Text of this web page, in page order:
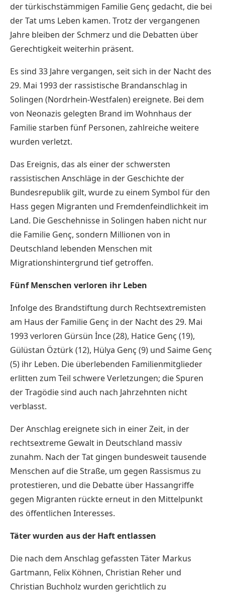
der türkischstämmigen Familie Genç gedacht, die bei
der Tat ums Leben kamen. Trotz der vergangenen
Jahre bleiben der Schmerz und die Debatten über
Gerechtigkeit weiterhin präsent.
Es sind 33 Jahre vergangen, seit sich in der Nacht des
29. Mai 1993 der rassistische Brandanschlag in
Solingen (Nordrhein-Westfalen) ereignete. Bei dem
von Neonazis gelegten Brand im Wohnhaus der
Familie starben fünf Personen, zahlreiche weitere
wurden verletzt.
Das Ereignis, das als einer der schwersten
rassistischen Anschläge in der Geschichte der
Bundesrepublik gilt, wurde zu einem Symbol für den
Hass gegen Migranten und Fremdenfeindlichkeit im
Land. Die Geschehnisse in Solingen haben nicht nur
die Familie Genç, sondern Millionen von in
Deutschland lebenden Menschen mit
Migrationshintergrund tief getroffen.
Fünf Menschen verloren ihr Leben
Infolge des Brandstiftung durch Rechtsextremisten
am Haus der Familie Genç in der Nacht des 29. Mai
1993 verloren Gürsün İnce (28), Hatice Genç (19),
Gülüstan Öztürk (12), Hülya Genç (9) und Saime Genç
(5) ihr Leben. Die überlebenden Familienmitglieder
erlitten zum Teil schwere Verletzungen; die Spuren
der Tragödie sind auch nach Jahrzehnten nicht
verblasst.
Der Anschlag ereignete sich in einer Zeit, in der
rechtsextreme Gewalt in Deutschland massiv
zunahm. Nach der Tat gingen bundesweit tausende
Menschen auf die Straße, um gegen Rassismus zu
protestieren, und die Debatte über Hassangriffe
gegen Migranten rückte erneut in den Mittelpunkt
des öffentlichen Interesses.
Täter wurden aus der Haft entlassen
Die nach dem Anschlag gefassten Täter Markus
Gartmann, Felix Köhnen, Christian Reher und
Christian Buchholz wurden gerichtlich zu